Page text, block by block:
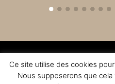
CGV-
L'ABUS D'ALCOOL EST DANGEREUX
Ce site utilise des cookies
Nous supposerons que